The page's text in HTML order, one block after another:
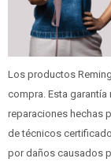
Los productos
compra. Esta
reparaciones hechas
de técnicos
por daños causados